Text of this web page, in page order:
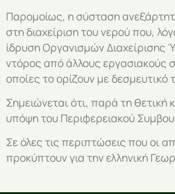
Παρομοίως, η σύσταση
στη διαχείριση του νερού που,
ίδρυση Οργανισμών Διαχείρισης
ντόρος από άλλους εργασιακούς
οποίες το ορίζουν με δεσμευτικό
Σημειώνεται ότι, παρά τη
υπόψη του Περιφερειακού
Σε όλες τις περιπτώσεις που οι
προκύπτουν για την ελληνική